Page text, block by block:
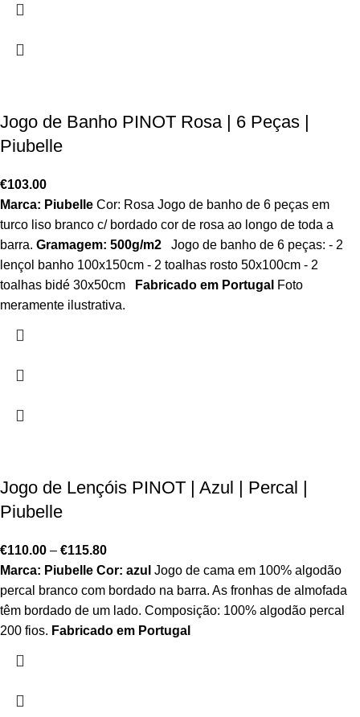
Jogo de Banho PINOT Rosa | 6 Peças |
Piubelle
€103.00
Marca: Piubelle Cor: Rosa Jogo de banho de 6 peças em
turco liso branco c/ bordado cor de rosa ao longo de toda a
barra. Gramagem: 500g/m2 Jogo de banho de 6 peças: - 2
lençol banho 100x150cm - 2 toalhas rosto 50x100cm - 2
toalhas bidé 30x50cm
Fabricado em Portugal Foto
meramente ilustrativa.
Jogo de Lençóis PINOT | Azul | Percal |
Piubelle
€110.00 – €115.80
Marca: Piubelle Cor: azul Jogo de cama em 100% algodão
percal branco com bordado na barra. As fronhas de almofada
têm bordado de um lado. Composição: 100% algodão percal
200 fios. Fabricado em Portugal